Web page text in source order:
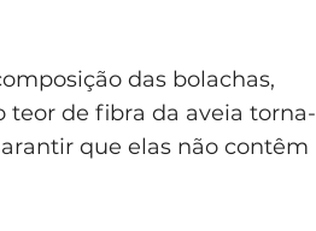
das bolachas,
teor de fibra da aveia torna-
que elas não contêm